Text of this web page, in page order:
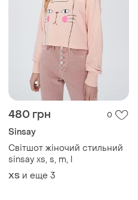
480 грн 0
Sinsay
Світшот жіночий стильний
sinsay xs, s, m, l
ХS и еще 3